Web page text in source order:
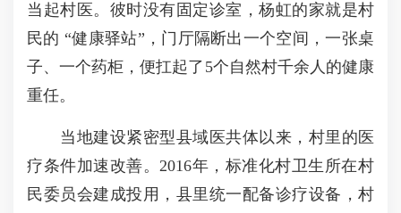
当起村医。彼时没有固定诊室，杨虹的家就是村
民的 “健康驿站”，门厅隔断出一个空间，一张桌
子、一个药柜，便扛起了5个自然村千余人的健康
重任。
当地建设紧密型县域医共体以来，村里的医
疗条件加速改善。2016年，标准化村卫生所在村
民委员会建成投用，县里统一配备诊疗设备，村